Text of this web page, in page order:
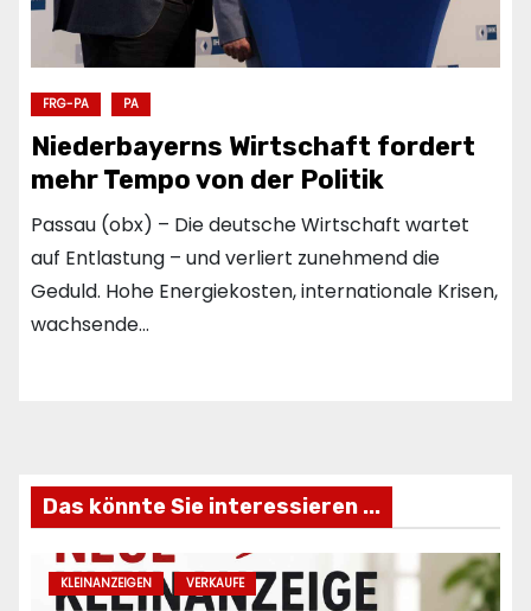
FRG-PA PA
Niederbayerns Wirtschaft fordert
mehr Tempo von der Politik
Passau (obx) – Die deutsche Wirtschaft wartet
auf Entlastung – und verliert zunehmend die
Geduld. Hohe Energiekosten, internationale Krisen,
wachsende…
Das könnte Sie interessieren ...
KLEINANZEIGEN VERKAUFE